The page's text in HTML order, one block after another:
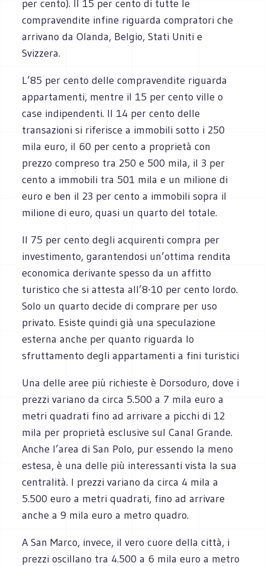
per cento). Il 15 per cento di tutte le
compravendite infine riguarda compratori che
arrivano da Olanda, Belgio, Stati Uniti e
Svizzera.
L’85 per cento delle compravendite riguarda
appartamenti, mentre il 15 per cento ville o
case indipendenti. Il 14 per cento delle
transazioni si riferisce a immobili sotto i 250
mila euro, il 60 per cento a proprietà con
prezzo compreso tra 250 e 500 mila, il 3 per
cento a immobili tra 501 mila e un milione di
euro e ben il 23 per cento a immobili sopra il
milione di euro, quasi un quarto del totale.
Il 75 per cento degli acquirenti compra per
investimento, garantendosi un’ottima rendita
economica derivante spesso da un affitto
turistico che si attesta all’8-10 per cento lordo.
Solo un quarto decide di comprare per uso
privato. Esiste quindi già una speculazione
esterna anche per quanto riguarda lo
sfruttamento degli appartamenti a fini turistici
Una delle aree più richieste è Dorsoduro, dove i
prezzi variano da circa 5.500 a 7 mila euro a
metri quadrati fino ad arrivare a picchi di 12
mila per proprietà esclusive sul Canal Grande.
Anche l’area di San Polo, pur essendo la meno
estesa, è una delle più interessanti vista la sua
centralità. I prezzi variano da circa 4 mila a
5.500 euro a metri quadrati, fino ad arrivare
anche a 9 mila euro a metro quadro.
A San Marco, invece, il vero cuore della città, i
prezzi oscillano tra 4.500 a 6 mila euro a metro